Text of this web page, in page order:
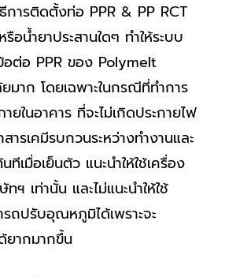
ท่อ PPR & PP RCT
อน้ำยาประสานใดๆ ทำให้ระบบ
อต่อ PPR ของ Polymelt
มาก โดยเฉพาะในกรณีที่ทำการ
ยในอาคาร ที่จะไม่เกิดประกายไฟ
รเคมีรบกวนระหว่างทำงานและ
ทีเมื่อเย็นตัว แนะนำให้ใช้เครื่อง
ฯ เท่านั้น และไม่แนะนำให้ใช้
รถปรับอุณหภูมิได้เพราะจะ
ากมากขึ้น